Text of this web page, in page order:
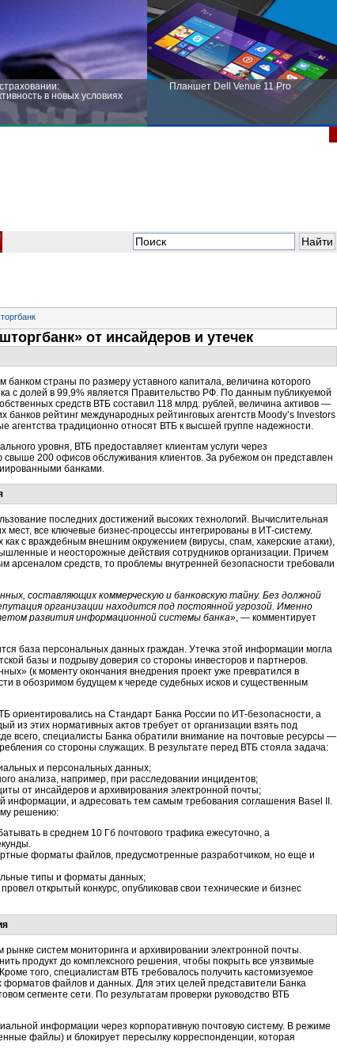
в новых условиях
Планшет Dell Venue 11 Pro
от инсайдеров и утечек
страны по размеру уставного капитала, величина которого
с долей в 99,9% является Правительство РФ. По данным публикуемой
средств ВТБ составил 118 млрд. рублей, величина активов —
рейтинг международных рейтинговых агентств Moody’s Investors
агентства традиционно относят ВТБ к высшей группе надежности.
уровня, ВТБ предоставляет клиентам услуги через
200 офисов обслуживания клиентов. За рубежом он представлен
банками.
последних достижений высоких технологий. Вычислительная
все ключевые бизнес-процессы интегрированы в ИТ-систему.
с враждебным внешним окружением (вирусы, спам, хакерские атаки),
и неосторожные действия сотрудников организации. Причем
средств, то проблемы внутренней безопасности требовали
составляющих коммерческую и банковскую тайну. Без должной
организации находится под постоянной угрозой. Именно
развития информационной системы банка», — комментирует
база персональных данных граждан. Утечка этой информации могла
базы и подрыву доверия со стороны инвесторов и партнеров.
(к моменту окончания внедрения проект уже превратился в
в обозримом будущем к череде судебных исков и существенным
ориентировались на Стандарт Банка России по ИТ-безопасности, а
из этих нормативных актов требует от организации взять под
всего, специалисты Банка обратили внимание на почтовые ресурсы —
со стороны служащих. В результате перед ВТБ стояла задача:
и персональных данных;
анализа, например, при расследовании инцидентов;
от инсайдеров и архивирования электронной почты;
информации, и адресовать тем самым требования соглашения Basel II.
решению:
в среднем 10 Гб почтового трафика ежесуточно, а
форматы файлов, предусмотренные разработчиком, но еще и
типы и форматы данных;
открытый конкурс, опубликовав свои технические и бизнес
систем мониторинга и архивировании электронной почты.
продукт до комплексного решения, чтобы покрыть все уязвимые
того, специалистам ВТБ требовалось получить кастомизуемое
файлов и данных. Для этих целей представители Банка
сегменте сети. По результатам проверки руководство ВТБ
информации через корпоративную почтовую систему. В режиме
файлы) и блокирует пересылку корреспонденции, которая